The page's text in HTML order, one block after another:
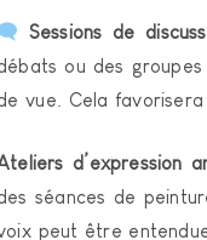
Sessions de
ou des
vue. Cela
d’expression
séances de
peut être